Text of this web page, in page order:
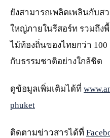
ยังสามารถเพลิดเพลินกับ
ใหญ่ภายในรีสอร์ท รวมถึง
ไม้ท้องถิ่นของไทยกว่า
กับธรรมชาติอย่างใกล้ชิด
ดูข้อมูลเพิ่มเติมได้ที่
phuket
ติดตามข่าวสารได้ที่